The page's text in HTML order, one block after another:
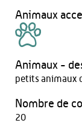
Animaux
Animaux -
petits animaux
Nombre de
20